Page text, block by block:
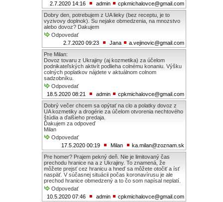
2.7.2020 14:16
admin
cpkmichalovce@gmail.com
Dobry den, potrebujem z UA lieky (bez receptu, je to
vyzivovy doplnok). Su nejake obmedzenia, na mnozstvo
alebo dovoz? Dakujem
Odpovedať
2.7.2020 09:23
Jana
a.vejinovic@gmail.com
Pre Milan:
Dovoz tovaru z Ukrajiny (aj kozmetika) za účelom
podnikateľských aktivít podlieha colnému konaniu. Výšku
colných poplatkov nájdete v aktuálnom colnom
sadzobníku.
Odpovedať
18.5.2020 08:21
admin
cpkmichalovce@gmail.com
Dobrý večer chcem sa opýtať na clo a polatky dovoz z
UA kozmetiky a drogérie za účelom otvorenia nechtového
štúdia a ďalšieho predaja.
Ďakujem za odpoveď
Milan
Odpovedať
17.5.2020 00:19
Milan
ka.milan@zoznam.sk
Pre homer? Prajem pekný deň. Nie je limitovaný čas
prechodu hranice na a z Ukrajiny. To znamená, že
môžete prejsť cez hranicu a hneď sa môžete otočiť a ísť
naspäť. V súčasnej situácii počas koronavírusu je ale
prechod hranice obmedzený a to čo som napísal neplatí.
Odpovedať
10.5.2020 07:46
admin
cpkmichalovce@gmail.com